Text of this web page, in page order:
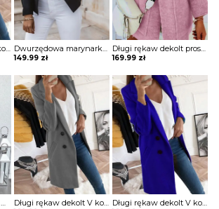
Długi rękaw dekolt V kołnierz guziki elegancki bez wzoru dopasowany płaszcz Aaltje Dwurzędowa marynarka z długim rękawem kurtka Gysele
149.99 zł
Długi rękaw dekolt prosty dzianina luźny kieszenie kołnierz casual na co dzień jesień zima płaszcz sweter Ameriga
169.99 zł
Długi rękaw zapinany na guziki jednorzędowy jednolity kieszenie klapy elegancki bez wzoru jesień płaszcz Kipp Długi rękaw dekolt V kołnierz guziki elegancki bez wzoru dopasowany płaszcz Aaltje Długi rękaw dekolt V kołnierz guziki elegancki bez wzoru dopasowany płaszcz Aaltje